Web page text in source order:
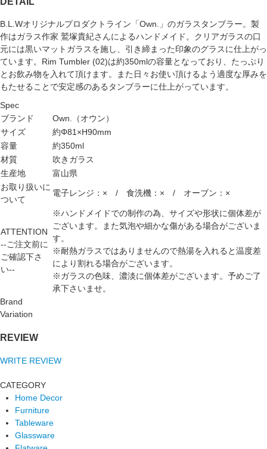
B.L.Wオリジナルプロダクトライン「Own.」のガラスタンブラー。製
作はガラス作家 鷲塚貴紀さんによるハンドメイド。クリアガラスの口
元には黒いマットガラスを施し、引き締まった印象のグラスに仕上がっ
ています。Rim Tumbler (02)は約350mlの容量となっており、たっぷり
とお飲み物を入れて頂けます。また日々お使い頂けるよう適度な厚みを
もたせることで安定感のあるタンブラーに仕上がっています。
Spec
ブランド
Own.（オウン）
サイズ
約Φ81×H90mm
容量
約350ml
材質
吹きガラス
生産地
富山県
お取り扱いに
ついて
電子レンジ：× / 食洗機：× / オーブン：×
ATTENTION
--ご注文前に
ご確認下さ
い--
※ハンドメイドでの制作の為、サイズや形状に個体差が
ございます。また気泡や細かな傷がある場合がございま
す。
※耐熱ガラスではありませんので熱湯を入れると温度差
により割れる場合がございます。
※ガラスの色味、濃淡に個体差がございます。予めご了
承下さいませ。
Brand
Variation
REVIEW
WRITE REVIEW
CATEGORY
Home Decor
Furniture
Tableware
Glassware